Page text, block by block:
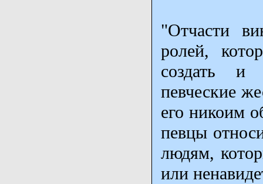
"Отчасти
ролей,
создать и
певческие
его никоим
певцы
людям,
или